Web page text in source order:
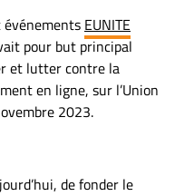
événements EUNITE
pour but principal
et lutter contre la
en ligne, sur l’Union
2023.
de fonder le